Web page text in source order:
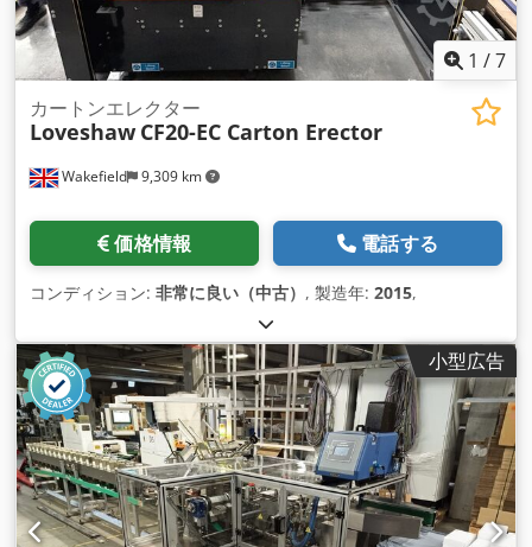
1 /7
Wakefield 9,309 km
カートンエレクター
Loveshaw CF20-EC Carton Erector
価格情報 電話する
コンディション: 非常に良い（中古） , 製造年: 2015,
小型広告